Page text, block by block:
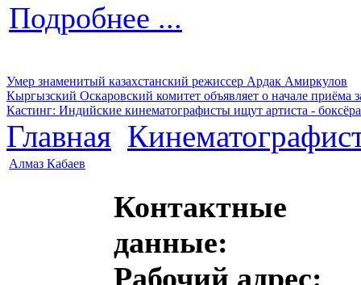
Подробнее ...
Умер знаменитый казахстанский режиссер Ардак Амиркулов
Кыргызский Оскаровский комитет объявляет о начале приёма
Кастинг: Индийские кинематографисты ищут артиста -
Главная
Алмаз Кабаев
Контактные
данные:
Рабочий адрес: